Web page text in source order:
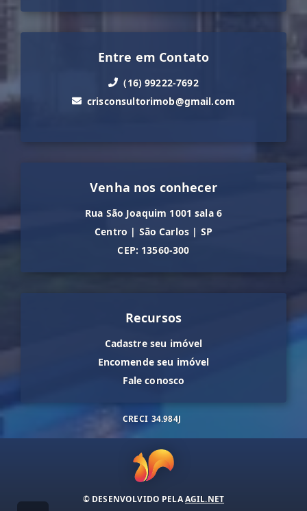
Entre em Contato
(16) 99222-7692
crisconsultorimob@gmail.com
Venha nos conhecer
Rua São Joaquim 1001 sala 6
Centro | São Carlos | SP
CEP: 13560-300
Recursos
Cadastre seu imóvel
Encomende seu imóvel
Fale conosco
CRECI 34.984J
© DESENVOLVIDO PELAAGIL.NET